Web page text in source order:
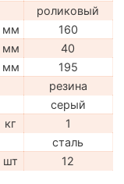
роликовый
мм
160
мм
40
мм
195
резина
серый
кг
1
сталь
шт 12